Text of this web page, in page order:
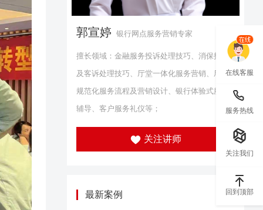
郭宣婷 银行网点服务营销专家
擅长领域：金融服务投诉处理技巧、消保投诉
及客诉处理技巧、厅堂一体化服务营销、厅堂
规范化服务流程及营销设计、银行体验式服务
辅导、客户服务礼仪等；
关注讲师
最新案例
在线客服
服务热线
关注我们
回到顶部